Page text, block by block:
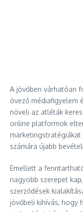
A jövőben várhatóan
övező médiafigyelem
növeli az atléták
online platformok
számára újabb
Emellett a
nagyobb szerepet
szerződések
jövőbeli kihívás, hogy